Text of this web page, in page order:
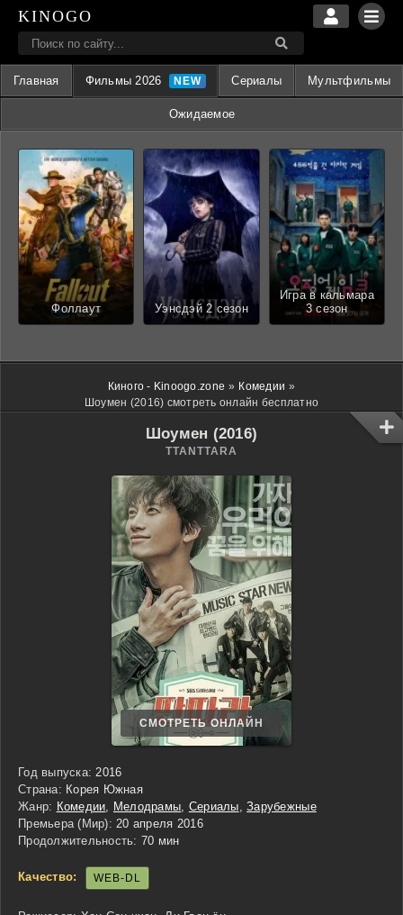
KINOGO
Главная Фильмы 2026 Сериалы Мультфильмы
Ожидаемое
Фоллаут Уэнсдэй 2 сезон
Игра в кальмара
3 сезон
Киного - Kinoogo.zone » Комедии »
Шоумен (2016) смотреть онлайн бесплатно
Шоумен (2016)
TTANTTARA
СМОТРЕТЬ ОНЛАЙН
Год выпуска: 2016
Страна: Корея Южная
Жанр: Комедии Мелодрамы Сериалы ,Зарубежные
Премьера (Мир): 20 апреля 2016
Продолжительность: 70 мин
Качество: WEB-DL